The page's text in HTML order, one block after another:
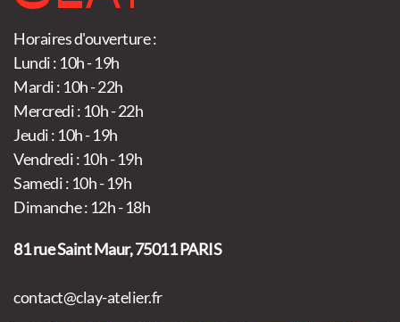
Horaires d'ouverture :
Lundi : 10h - 19h
Mardi : 10h - 22h
Mercredi : 10h - 22h
Jeudi : 10h - 19h
Vendredi : 10h - 19h
Samedi : 10h - 19h
Dimanche : 12h - 18h
81 rue Saint Maur, 75011 PARIS
contact@clay-atelier.fr